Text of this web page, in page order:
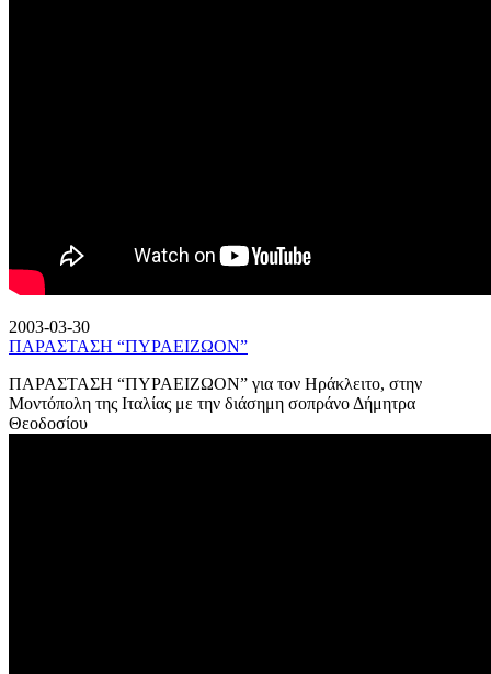
2003-03-30
ΠΑΡΑΣΤΑΣΗ “ΠΥΡΑΕΙΖΩΟΝ”
ΠΑΡΑΣΤΑΣΗ “ΠΥΡΑΕΙΖΩΟΝ” για τον Ηράκλειτο, στην
Μοντόπολη της Ιταλίας με την διάσημη σοπράνο Δήμητρα
Θεοδοσίου